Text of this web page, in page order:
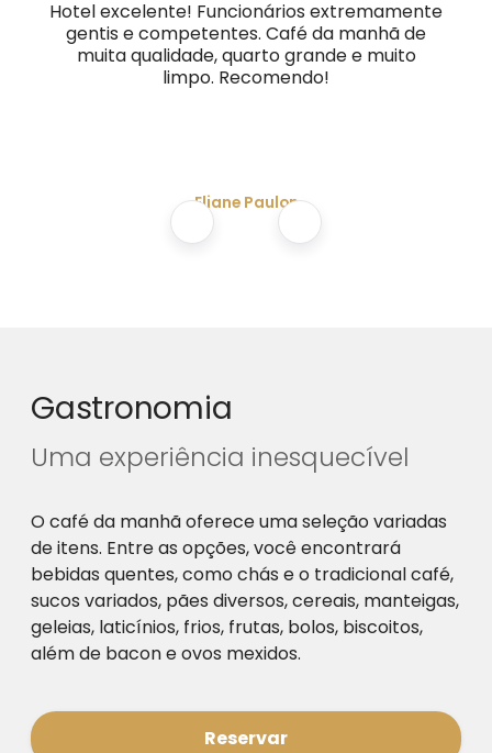
Hotel excelente! Funcionários extremamente
gentis e competentes. Café da manhã de
muita qualidade, quarto grande e muito
limpo. Recomendo!
Eliane Paulon
Gastronomia
Uma experiência inesquecível
O café da manhã oferece uma seleção variadas
de itens. Entre as opções, você encontrará
bebidas quentes, como chás e o tradicional café,
sucos variados, pães diversos, cereais, manteigas,
geleias, laticínios, frios, frutas, bolos, biscoitos,
além de bacon e ovos mexidos.
Reservar